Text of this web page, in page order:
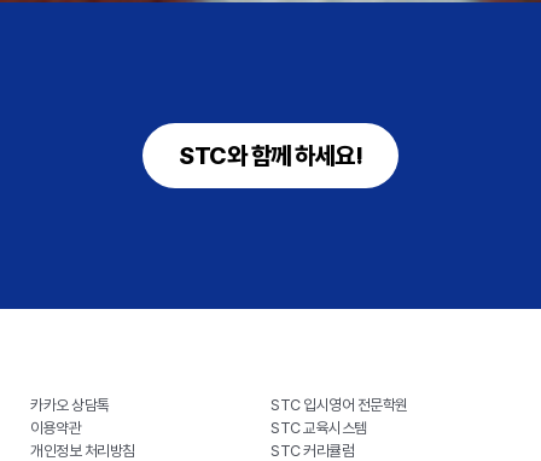
STC와 함께 하세요!
카카오 상담톡
이용약관
개인정보 처리방침
STC 입시영어 전문학원
STC 교육시스템
STC 커리큘럼